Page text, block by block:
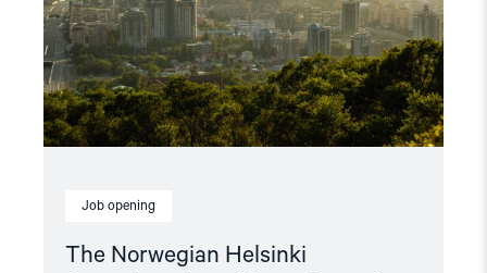
Job opening
The Norwegian Helsinki
Central
Asia
advisor
in
Almaty"